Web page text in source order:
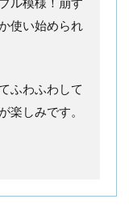
使い始められ
ふわふわして
楽しみです。